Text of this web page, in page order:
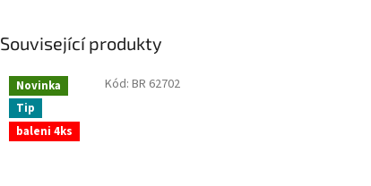
Související produkty
Novinka
Tip
baleni 4ks
Kód: BR 62702